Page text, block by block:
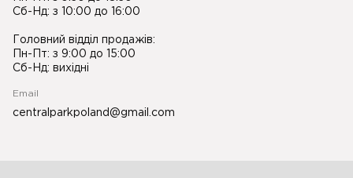
Сб-Нд: з 10:00 до 16:00
Головний відділ продажів:
Пн-Пт: з 9:00 до 15:00
Сб-Нд: вихідні
Email
centralparkpoland@gmail.com